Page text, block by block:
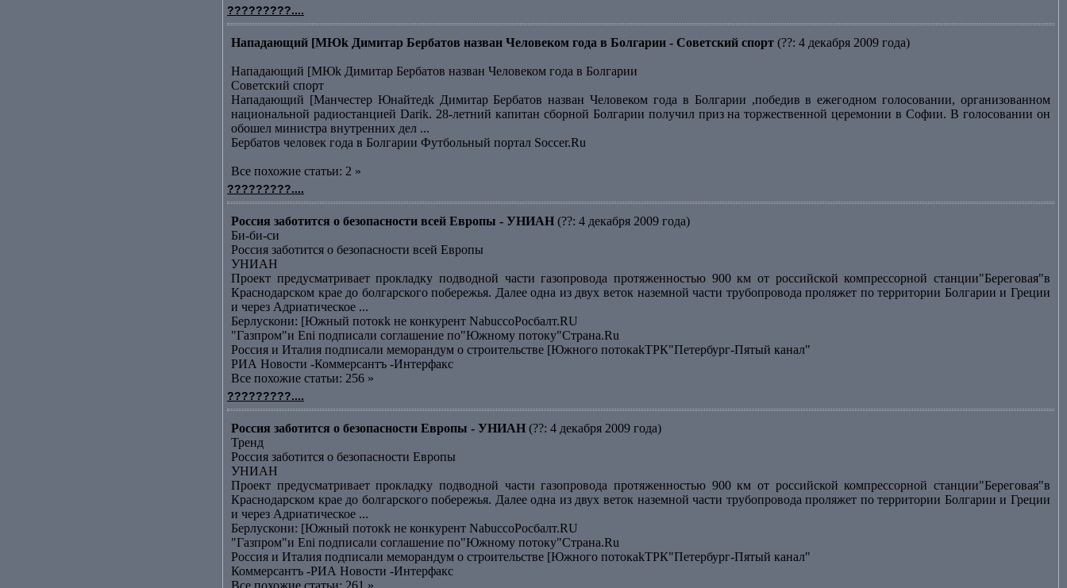
?????????....
Нападающий [МЮk Димитар Бербатов назван Человеком года в Болгарии - Советский спорт (??: 4 декабря 2009 года)
Нападающий [МЮk Димитар Бербатов назван Человеком года в Болгарии
Советский спорт
Нападающий [Манчестер Юнайтедk Димитар Бербатов назван Человеком года в Болгарии ,победив в ежегодном голосовании, организованном
национальной радиостанцией Darik. 28-летний капитан сборной Болгарии получил приз на торжественной церемонии в Софии. В голосовании он
обошел министра внутренних дел ...
Бербатов человек года в Болгарии Футбольный портал Soccer.Ru
Все похожие статьи: 2 »
?????????....
Россия заботится о безопасности всей Европы - УНИАН (??: 4 декабря 2009 года)
Би-би-си
Россия заботится о безопасности всей Европы
УНИАН
Проект предусматривает прокладку подводной части газопровода протяженностью 900 км от российской компрессорной станции"Береговая"в
Краснодарском крае до болгарского побережья. Далее одна из двух веток наземной части трубопровода проляжет по территории Болгарии и Греции
и через Адриатическое ...
Берлускони: [Южный потокk не конкурент NabuccoРосбалт.RU
"Газпром"и Еni подписали соглашение по"Южному потоку"Страна.Ru
Россия и Италия подписали меморандум о строительстве [Южного потокаkТРК"Петербург-Пятый канал"
РИА Новости -Коммерсантъ -Интерфакс
Все похожие статьи: 256 »
?????????....
Россия заботится о безопасности Европы - УНИАН (??: 4 декабря 2009 года)
Тренд
Россия заботится о безопасности Европы
УНИАН
Проект предусматривает прокладку подводной части газопровода протяженностью 900 км от российской компрессорной станции"Береговая"в
Краснодарском крае до болгарского побережья. Далее одна из двух веток наземной части трубопровода проляжет по территории Болгарии и Греции
и через Адриатическое ...
Берлускони: [Южный потокk не конкурент NabuccoРосбалт.RU
"Газпром"и Еni подписали соглашение по"Южному потоку"Страна.Ru
Россия и Италия подписали меморандум о строительстве [Южного потокаkТРК"Петербург-Пятый канал"
Коммерсантъ -РИА Новости -Интерфакс
Все похожие статьи: 261 »